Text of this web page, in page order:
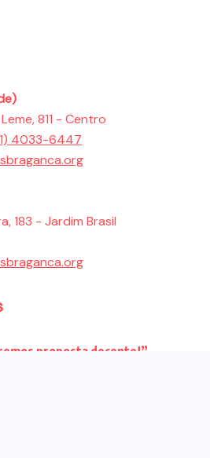
811 - Centro
4033-6447
183 - Jardim Brasil
proposta decente!”